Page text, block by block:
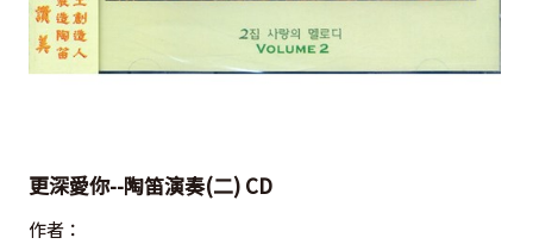
更深愛你--陶笛演奏(二) CD
作者：